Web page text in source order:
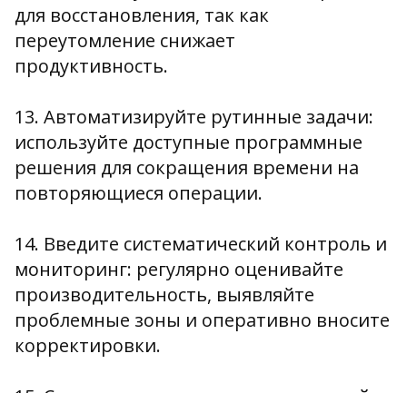
для восстановления, так как
переутомление снижает
продуктивность.
13. Автоматизируйте рутинные задачи:
используйте доступные программные
решения для сокращения времени на
повторяющиеся операции.
14. Введите систематический контроль и
мониторинг: регулярно оценивайте
производительность, выявляйте
проблемные зоны и оперативно вносите
корректировки.